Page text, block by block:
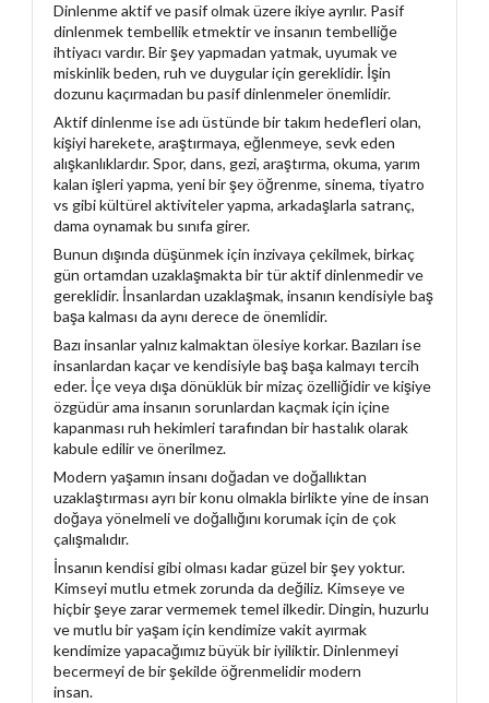
Dinlenme aktif ve pasif olmak üzere ikiye ayrılır. Pasif
dinlenmek tembellik etmektir ve insanın tembelliğe
ihtiyacı vardır. Bir şey yapmadan yatmak, uyumak ve
miskinlik beden, ruh ve duygular için gereklidir. İşin
dozunu kaçırmadan bu pasif dinlenmeler önemlidir.
Aktif dinlenme ise adı üstünde bir takım hedefleri olan,
kişiyi harekete, araştırmaya, eğlenmeye, sevk eden
alışkanlıklardır. Spor, dans, gezi, araştırma, okuma, yarım
kalan işleri yapma, yeni bir şey öğrenme, sinema, tiyatro
vs gibi kültürel aktiviteler yapma, arkadaşlarla satranç,
dama oynamak bu sınıfa girer.
Bunun dışında düşünmek için inzivaya çekilmek, birkaç
gün ortamdan uzaklaşmakta bir tür aktif dinlenmedir ve
gereklidir. İnsanlardan uzaklaşmak, insanın kendisiyle baş
başa kalması da aynı derece de önemlidir.
Bazı insanlar yalnız kalmaktan ölesiye korkar. Bazıları ise
insanlardan kaçar ve kendisiyle baş başa kalmayı tercih
eder. İçe veya dışa dönüklük bir mizaç özelliğidir ve kişiye
özgüdür ama insanın sorunlardan kaçmak için içine
kapanması ruh hekimleri tarafından bir hastalık olarak
kabule edilir ve önerilmez.
Modern yaşamın insanı doğadan ve doğallıktan
uzaklaştırması ayrı bir konu olmakla birlikte yine de insan
doğaya yönelmeli ve doğallığını korumak için de çok
çalışmalıdır.
İnsanın kendisi gibi olması kadar güzel bir şey yoktur.
Kimseyi mutlu etmek zorunda da değiliz. Kimseye ve
hiçbir şeye zarar vermemek temel ilkedir. Dingin, huzurlu
ve mutlu bir yaşam için kendimize vakit ayırmak
kendimize yapacağımız büyük bir iyiliktir. Dinlenmeyi
becermeyi de bir şekilde öğrenmelidir modern
insan.